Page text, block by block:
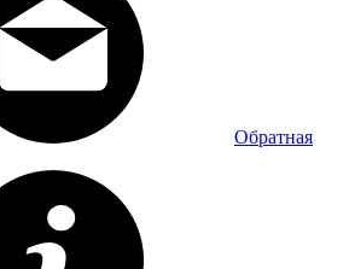
Обратная